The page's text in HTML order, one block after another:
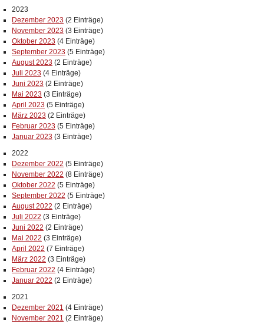
2023
Dezember 2023 (2 Einträge)
November 2023 (3 Einträge)
Oktober 2023 (4 Einträge)
September 2023 (5 Einträge)
August 2023 (2 Einträge)
Juli 2023 (4 Einträge)
Juni 2023 (2 Einträge)
Mai 2023 (3 Einträge)
April 2023 (5 Einträge)
März 2023 (2 Einträge)
Februar 2023 (5 Einträge)
Januar 2023 (3 Einträge)
2022
Dezember 2022 (5 Einträge)
November 2022 (8 Einträge)
Oktober 2022 (5 Einträge)
September 2022 (5 Einträge)
August 2022 (2 Einträge)
Juli 2022 (3 Einträge)
Juni 2022 (2 Einträge)
Mai 2022 (3 Einträge)
April 2022 (7 Einträge)
März 2022 (3 Einträge)
Februar 2022 (4 Einträge)
Januar 2022 (2 Einträge)
2021
Dezember 2021 (4 Einträge)
November 2021 (2 Einträge)